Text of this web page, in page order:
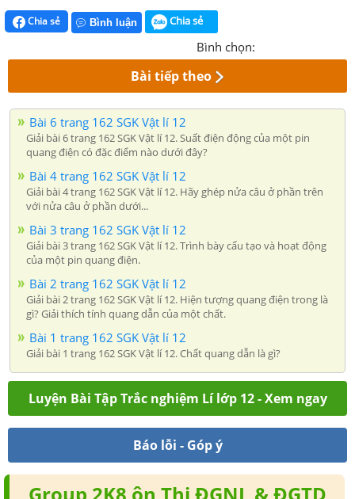
Chia sẻ Bình luận Chia sẻ
Bình chọn:
Bài tiếp theo
Bài 6 trang 162 SGK Vật lí 12
Giải bài 6 trang 162 SGK Vật lí 12. Suất điện động của một pin
quang điện có đặc điểm nào dưới đây?
Bài 4 trang 162 SGK Vật lí 12
Giải bài 4 trang 162 SGK Vật lí 12. Hãy ghép nửa câu ở phần trên
với nửa câu ở phần dưới...
Bài 3 trang 162 SGK Vật lí 12
Giải bài 3 trang 162 SGK Vật lí 12. Trình bày cấu tạo và hoạt động
của một pin quang điện.
Bài 2 trang 162 SGK Vật lí 12
Giải bài 2 trang 162 SGK Vật lí 12. Hiện tượng quang điện trong là
gì? Giải thích tính quang dẫn của một chất.
Bài 1 trang 162 SGK Vật lí 12
Giải bài 1 trang 162 SGK Vật lí 12. Chất quang dẫn là gì?
Luyện Bài Tập Trắc nghiệm Lí lớp 12 - Xem ngay
Báo lỗi - Góp ý
Group 2K8 ôn Thi ĐGNL & ĐGTD